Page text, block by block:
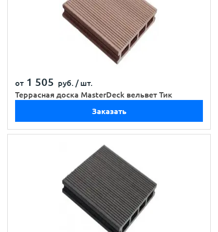
от 1 505 руб. / шт.
Террасная доска MasterDeck вельвет Тик
Заказать